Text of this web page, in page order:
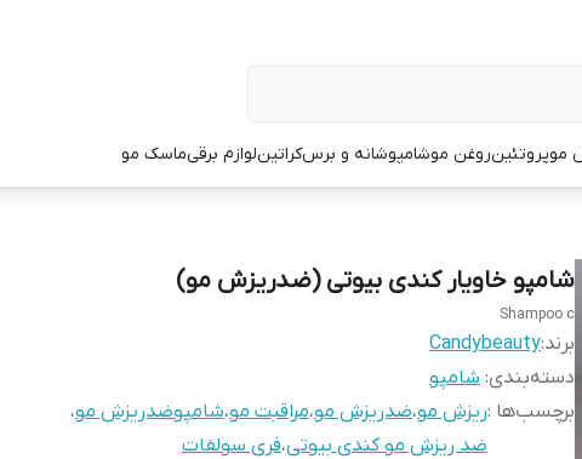
موپروتئینروغن موشامپوشانه و برسکراتینلوازم برقیماسک مو
شامپو خاویار کندی بیوتی (ضدریزش مو)
Shampoo c
برند:Candybeauty
دسته‌بندی: شامپو
برچسب‌ها :ریزش مو،ضدریزش مو،مراقبت مو،شامپوضدریزش مو،
ضد ریزش مو کندی بیوتی،فری سولفات